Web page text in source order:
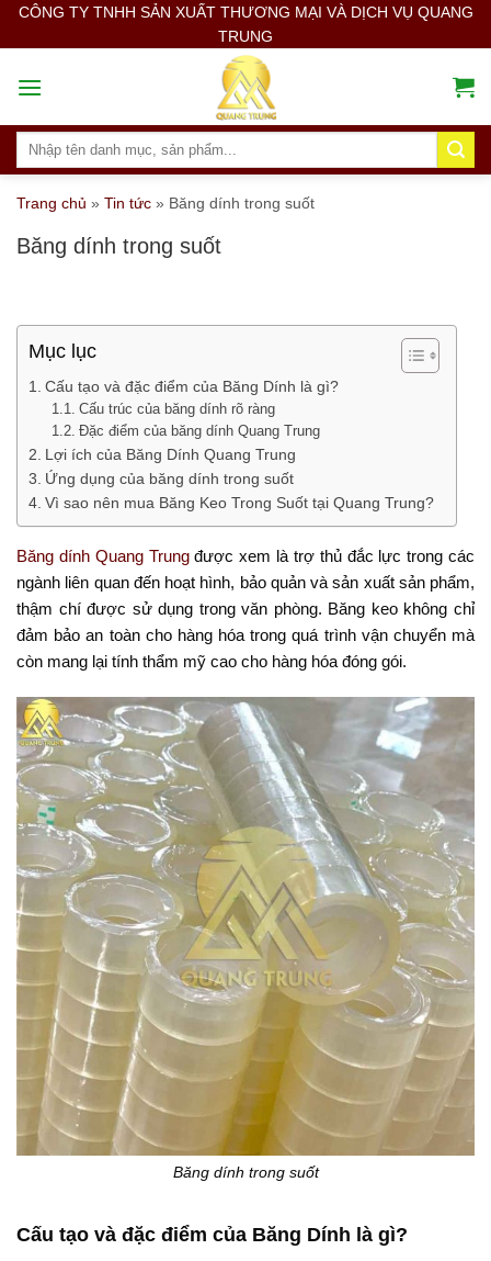
SkipCÔNG TY TNHH SẢN XUẤT THƯƠNG MẠI VÀ DỊCH VỤ QUANG
TRUNG
Search
Trang chủ » Tin tức » Băng dính trong suốt
Băng dính trong suốt
Mục lục
Cấu tạo và đặc điểm của Băng Dính là gì?
Cấu trúc của băng dính rõ ràng
Đặc điểm của băng dính Quang Trung
Lợi ích của Băng Dính Quang Trung
Ứng dụng của băng dính trong suốt
Vì sao nên mua Băng Keo Trong Suốt tại Quang Trung?
Băng dính Quang Trungđược xem là trợ thủ đắc lực trong các
ngành liên quan đến hoạt hình, bảo quản và sản xuất sản phẩm,
thậm chí được sử dụng trong văn phòng. Băng keo không chỉ
đảm bảo an toàn cho hàng hóa trong quá trình vận chuyển mà
còn mang lại tính thẩm mỹ cao cho hàng hóa đóng gói.
Băng dính trong suốt
Cấu tạo và đặc điểm của Băng Dính là gì?